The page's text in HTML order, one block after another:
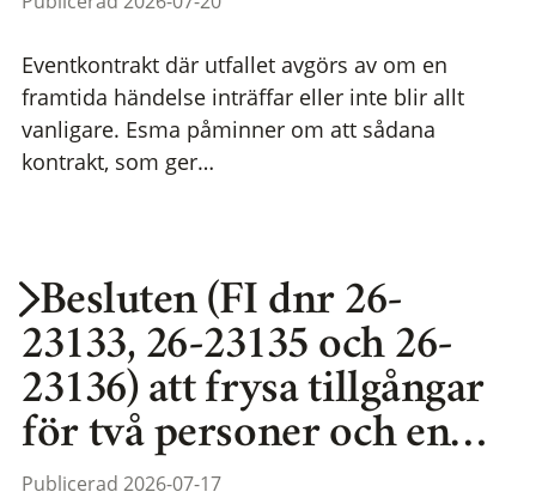
Eventkontrakt där utfallet avgörs av om en
framtida händelse inträffar eller inte blir allt
vanligare. Esma påminner om att sådana
kontrakt, som ger…
Besluten (FI dnr 26-
23133, 26-23135 och 26-
23136) att frysa tillgångar
för två personer och en…
Publicerad 2026-07-17